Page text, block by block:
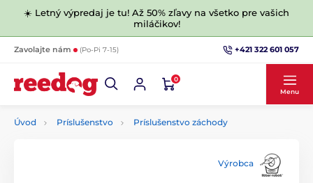
☀️ Letný výpredaj je tu! Až 50% zľavy na všetko pre vašich
miláčikov!
Zavolajte nám (Po-Pi 7-15) +421 322 601 057
0
Menu
Úvod Príslušenstvo Príslušenstvo záchody
Výrobca